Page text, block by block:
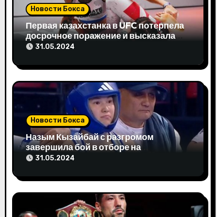
а
и
с
я
м
Новости Бокса
Первая казахстанка в UFC потерпела
досрочное поражение и высказала
свое мнение
31.05.2024
Новости Бокса
Назым Кызайбай с разгромом
завершила бой в отборе на
Олимпиаду-2024
31.05.2024